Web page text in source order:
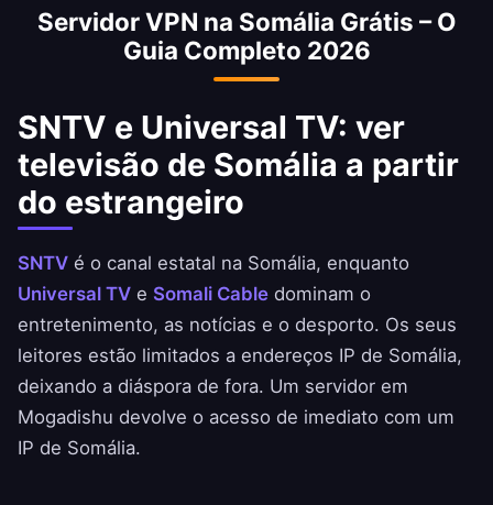
banco.
Servidor VPN na Somália Grátis – O
Guia Completo 2026
SNTV e Universal TV: ver
televisão de Somália a partir
do estrangeiro
SNTV é o canal estatal na Somália, enquanto
Universal TV e Somali Cable dominam o
entretenimento, as notícias e o desporto. Os seus
leitores estão limitados a endereços IP de Somália,
deixando a diáspora de fora. Um servidor em
Mogadishu devolve o acesso de imediato com um
IP de Somália.